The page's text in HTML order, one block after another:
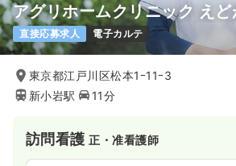
アグリホームクリニック えど
直接応募求人 電子カルテ
東京都江戸川区松本1ｰ11ｰ3
新小岩駅
11分
訪問看護正・准看護師